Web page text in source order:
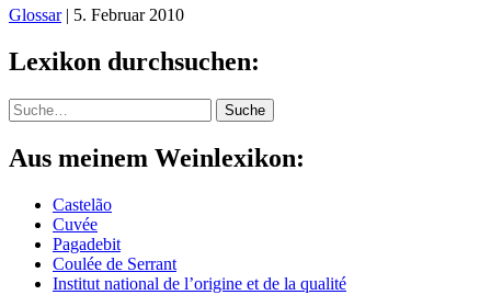
Glossar | 5. Februar 2010
Lexikon durchsuchen:
Suche Suche
Aus meinem Weinlexikon:
Castelão
Cuvée
Pagadebit
Coulée de Serrant
Institut national de l’origine et de la qualité